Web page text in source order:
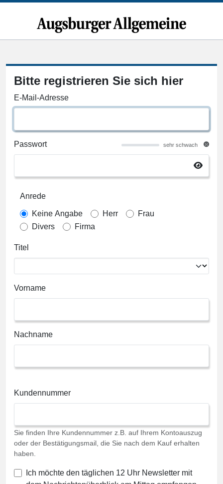
Bitte registrieren Sie sich hier
E-Mail-Adresse
Passwort sehr schwach
Anrede
Keine Angabe Herr
Frau
Divers
Firma
Titel
Vorname
Nachname
Kundennummer
Sie finden Ihre Kundennummer z.B. auf Ihrem Kontoauszug
oder der Bestätigungsmail, die Sie nach dem Kauf erhalten
haben.
Ich möchte den täglichen 12 Uhr Newsletter mit